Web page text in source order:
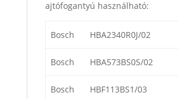
ajtófogantyú használható:
Bosch HBA2340R0J/02
Bosch HBA573BS0S/02
Bosch HBF113BS1/03